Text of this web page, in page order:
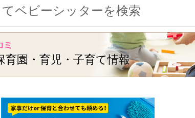
ベビーシッターを検索
育園・育児・子育て情報